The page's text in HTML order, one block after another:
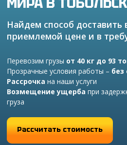
из Китая
Сборные грузы из Китая
Закупка и поставка
Поиск поставщика в
Найдем способ доставить
приемлемой цене и в
Перевозим грузы от 40 кг до 93
Прозрачные условия работы –
Рассрочка на наши услуги
Возмещение ущерба при
груза
Рассчитать стоимость